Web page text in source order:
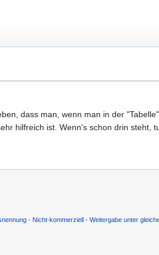
dass man, wenn man in der
hilfreich ist. Wenn's schon drin steht,
- Nicht-kommerziell - Weitergabe unter